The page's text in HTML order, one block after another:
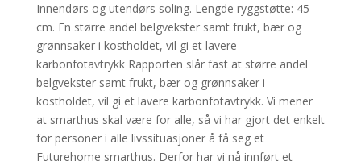
Innendørs og utendørs soling. Lengde ryggstøtte: 45
cm. En større andel belgvekster samt frukt, bær og
grønnsaker i kostholdet, vil gi et lavere
karbonfotavtrykk Rapporten slår fast at større andel
belgvekster samt frukt, bær og grønnsaker i
kostholdet, vil gi et lavere karbonfotavtrykk. Vi mener
at smarthus skal være for alle, så vi har gjort det enkelt
for personer i alle livssituasjoner å få seg et
Futurehome smarthus. Derfor har vi nå innført et